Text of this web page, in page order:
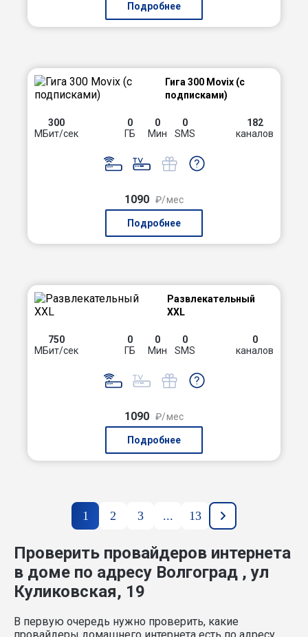
Подробнее
Гига 300 Movix (с
подписками)
300
МБит/сек
0
ГБ
0
Мин
0
SMS
182
каналов
1090 ₽/мес
Подробнее
Развлекательный
XXL
750
МБит/сек
0
ГБ
0
Мин
0
SMS
0
каналов
1090 ₽/мес
Подробнее
1 2 3 ... 13
Проверить провайдеров интернета
в доме по адресу Волгоград , ул
Куликовская, 19
В первую очередь нужно проверить, какие